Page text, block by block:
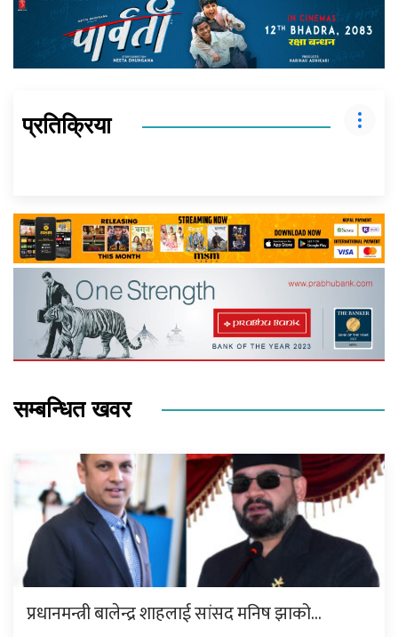
प्रतिक्रिया
सम्बन्धित खवर
प्रधानमन्त्री बालेन्द्र शाहलाई सांसद मनिष झाको…